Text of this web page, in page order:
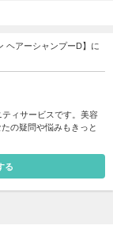
ヘアーシャンプーD】に
ィサービスです。美容
の疑問や悩みもきっと
る